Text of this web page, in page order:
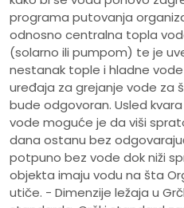
programa putovanja
odnosno centralna topla
(solarno ili pumpom) te je
nestanak tople i hladne
uređaja za grejanje vode za
bude odgovoran. Usled
vode moguće je da viši
dana ostanu bez
potpuno bez vode dok niži
objekta imaju vodu na šta
utiče. - Dimenzije ležaja u